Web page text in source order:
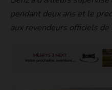
pendant deux ans et le
aux revendeurs officiels